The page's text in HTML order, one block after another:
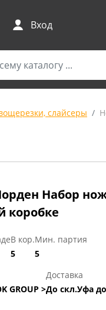
Вход
слайсеры
Набор
коробке
В кор.
5
Мин. партия
5
GROUP >
Доставка
До скл.Уфа